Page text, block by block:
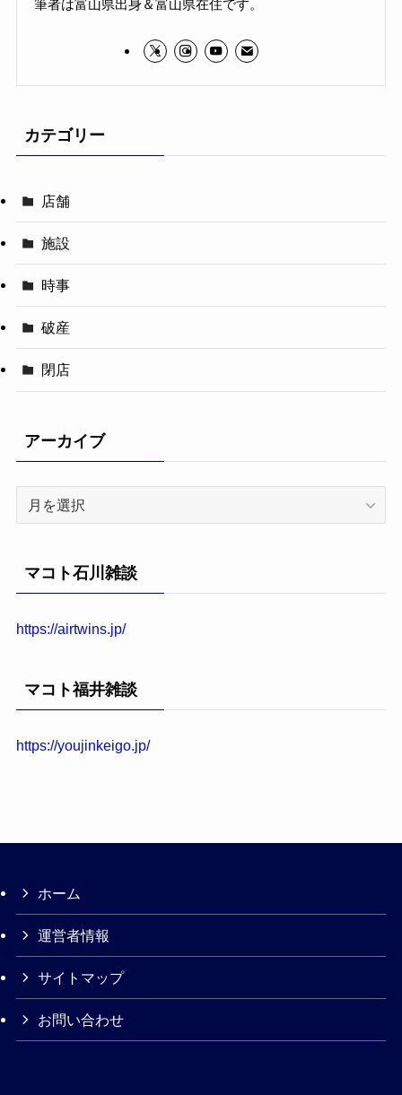
筆者は富山県出身＆富山県在住です。
カテゴリー
店舗
施設
時事
破産
閉店
アーカイブ
マコト石川雑談
https://airtwins.jp/
マコト福井雑談
https://youjinkeigo.jp/
ホーム
運営者情報
サイトマップ
お問い合わせ